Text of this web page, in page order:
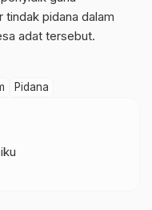
tindak pidana dalam
adat tersebut.
Pidana